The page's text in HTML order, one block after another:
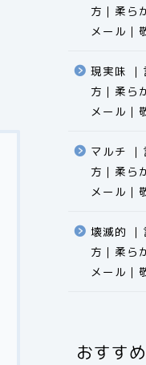
方｜柔ら
メール｜
現実味 ｜
方｜柔ら
メール｜
マルチ
方｜柔ら
メール｜
壊滅的 ｜
方｜柔ら
メール｜
おすす